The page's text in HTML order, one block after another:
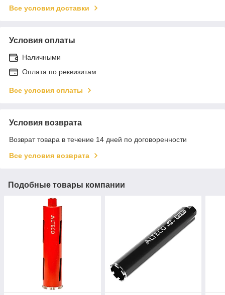
Все условия доставки
Условия оплаты
Наличными
Оплата по реквизитам
Все условия оплаты
Условия возврата
Возврат товара в течение 14 дней по договоренности
Все условия возврата
Подобные товары компании